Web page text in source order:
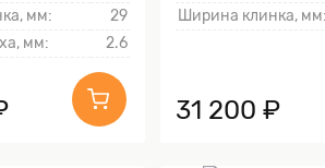
мм:
29
мм:
2.6
Ширина клинка, мм:
31 200 ₽